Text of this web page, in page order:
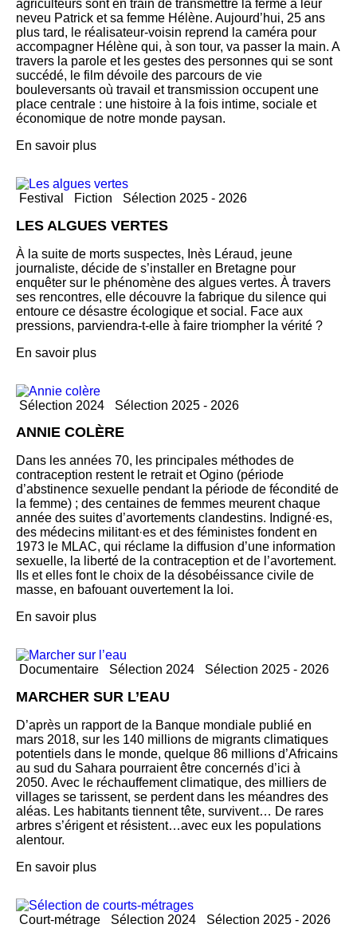
agriculteurs sont en train de transmettre la ferme à leur
neveu Patrick et sa femme Hélène. Aujourd’hui, 25 ans
plus tard, le réalisateur-voisin reprend la caméra pour
accompagner Hélène qui, à son tour, va passer la main. A
travers la parole et les gestes des personnes qui se sont
succédé, le film dévoile des parcours de vie
bouleversants où travail et transmission occupent une
place centrale : une histoire à la fois intime, sociale et
économique de notre monde paysan.
En savoir plus
Festival Fiction Sélection 2025 - 2026
LES ALGUES VERTES
À la suite de morts suspectes, Inès Léraud, jeune
journaliste, décide de s’installer en Bretagne pour
enquêter sur le phénomène des algues vertes. À travers
ses rencontres, elle découvre la fabrique du silence qui
entoure ce désastre écologique et social. Face aux
pressions, parviendra-t-elle à faire triompher la vérité ?
En savoir plus
Sélection 2024 Sélection 2025 - 2026
ANNIE COLÈRE
Dans les années 70, les principales méthodes de
contraception restent le retrait et Ogino (période
d’abstinence sexuelle pendant la période de fécondité de
la femme) ; des centaines de femmes meurent chaque
année des suites d’avortements clandestins. Indigné·es,
des médecins militant·es et des féministes fondent en
1973 le MLAC, qui réclame la diffusion d’une information
sexuelle, la liberté de la contraception et de l’avortement.
Ils et elles font le choix de la désobéissance civile de
masse, en bafouant ouvertement la loi.
En savoir plus
Documentaire Sélection 2024 Sélection 2025 - 2026
MARCHER SUR L’EAU
D’après un rapport de la Banque mondiale publié en
mars 2018, sur les 140 millions de migrants climatiques
potentiels dans le monde, quelque 86 millions d’Africains
au sud du Sahara pourraient être concernés d’ici à
2050. Avec le réchauffement climatique, des milliers de
villages se tarissent, se perdent dans les méandres des
aléas. Les habitants tiennent tête, survivent… De rares
arbres s’érigent et résistent…avec eux les populations
alentour.
En savoir plus
Court-métrage Sélection 2024 Sélection 2025 - 2026